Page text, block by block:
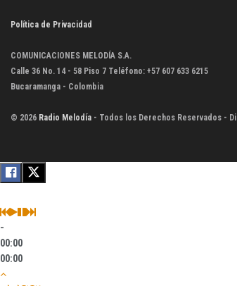
Política de Privacidad
COMUNICACIONES MELODÍA S.A.
Calle 36 No. 14 - 58 Piso 7 Teléfono: +57 607 633 6215
Bucaramanga - Colombia
© 2026 Radio Melodía - Todos los Derechos Reservados -
-
00:00
00:00